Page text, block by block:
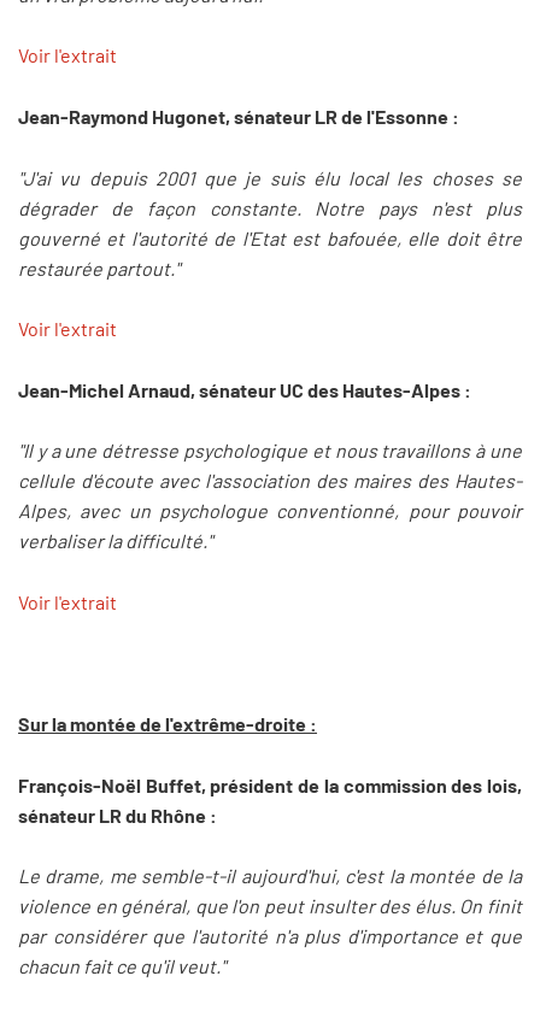
Voir l'extrait
Jean-Raymond Hugonet, sénateur LR de l'Essonne :
"J'ai vu depuis 2001 que je suis élu local les choses se
dégrader de façon constante. Notre pays n'est plus
gouverné et l'autorité de l'Etat est bafouée, elle doit être
restaurée partout."
Voir l'extrait
Jean-Michel Arnaud, sénateur UC des Hautes-Alpes :
"Il y a une détresse psychologique et nous travaillons à une
cellule d'écoute avec l'association des maires des Hautes-
Alpes, avec un psychologue conventionné, pour pouvoir
verbaliser la difficulté."
Voir l'extrait
Sur la montée de l'extrême-droite :
François-Noël Buffet, président de la commission des lois,
sénateur LR du Rhône :
Le drame, me semble-t-il aujourd'hui, c'est la montée de la
violence en général, que l'on peut insulter des élus. On finit
par considérer que l'autorité n'a plus d'importance et que
chacun fait ce qu'il veut."